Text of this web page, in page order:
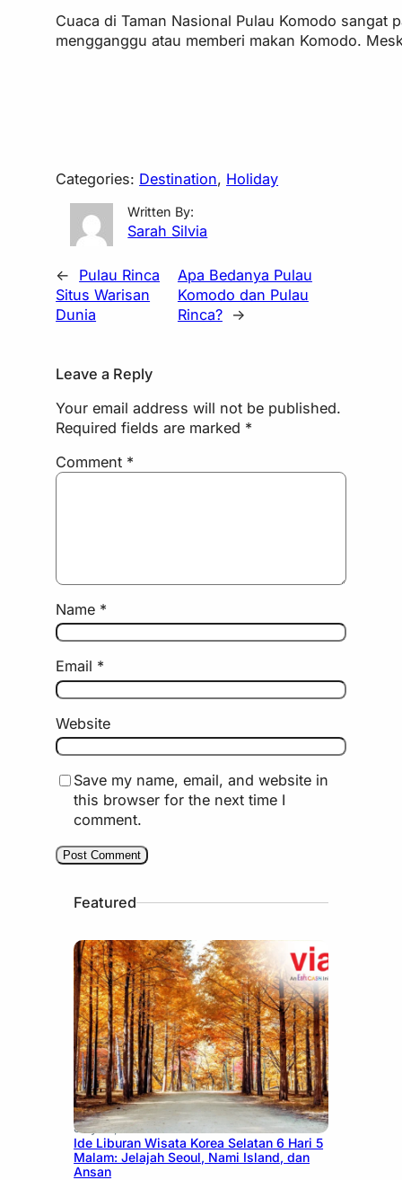
Cuaca di Taman Nasional Pulau Komodo
mengganggu atau memberi makan Komodo.
Categories: Destination, Holiday
Written By:
Sarah Silvia
←
Pulau Rinca
Situs Warisan
Dunia
Apa Bedanya Pulau
Komodo dan Pulau
Rinca?
→
Leave a Reply
Your email address will not be published.
Required fields are marked *
Comment *
Name *
Email *
Website
Save my name, email, and website in
this browser for the next time I
comment.
Featured
July 15, 2026
Ide Liburan Wisata Korea Selatan 6 Hari 5
Malam: Jelajah Seoul, Nami Island, dan
Ansan